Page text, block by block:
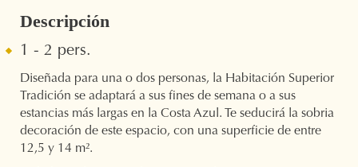
Descripción
1 - 2 pers.
Diseñada para una o dos personas, la Habitación Superior
Tradición se adaptará a sus fines de semana o a sus
estancias más largas en la Costa Azul. Te seducirá la sobria
decoración de este espacio, con una superficie de entre
12,5 y 14 m².